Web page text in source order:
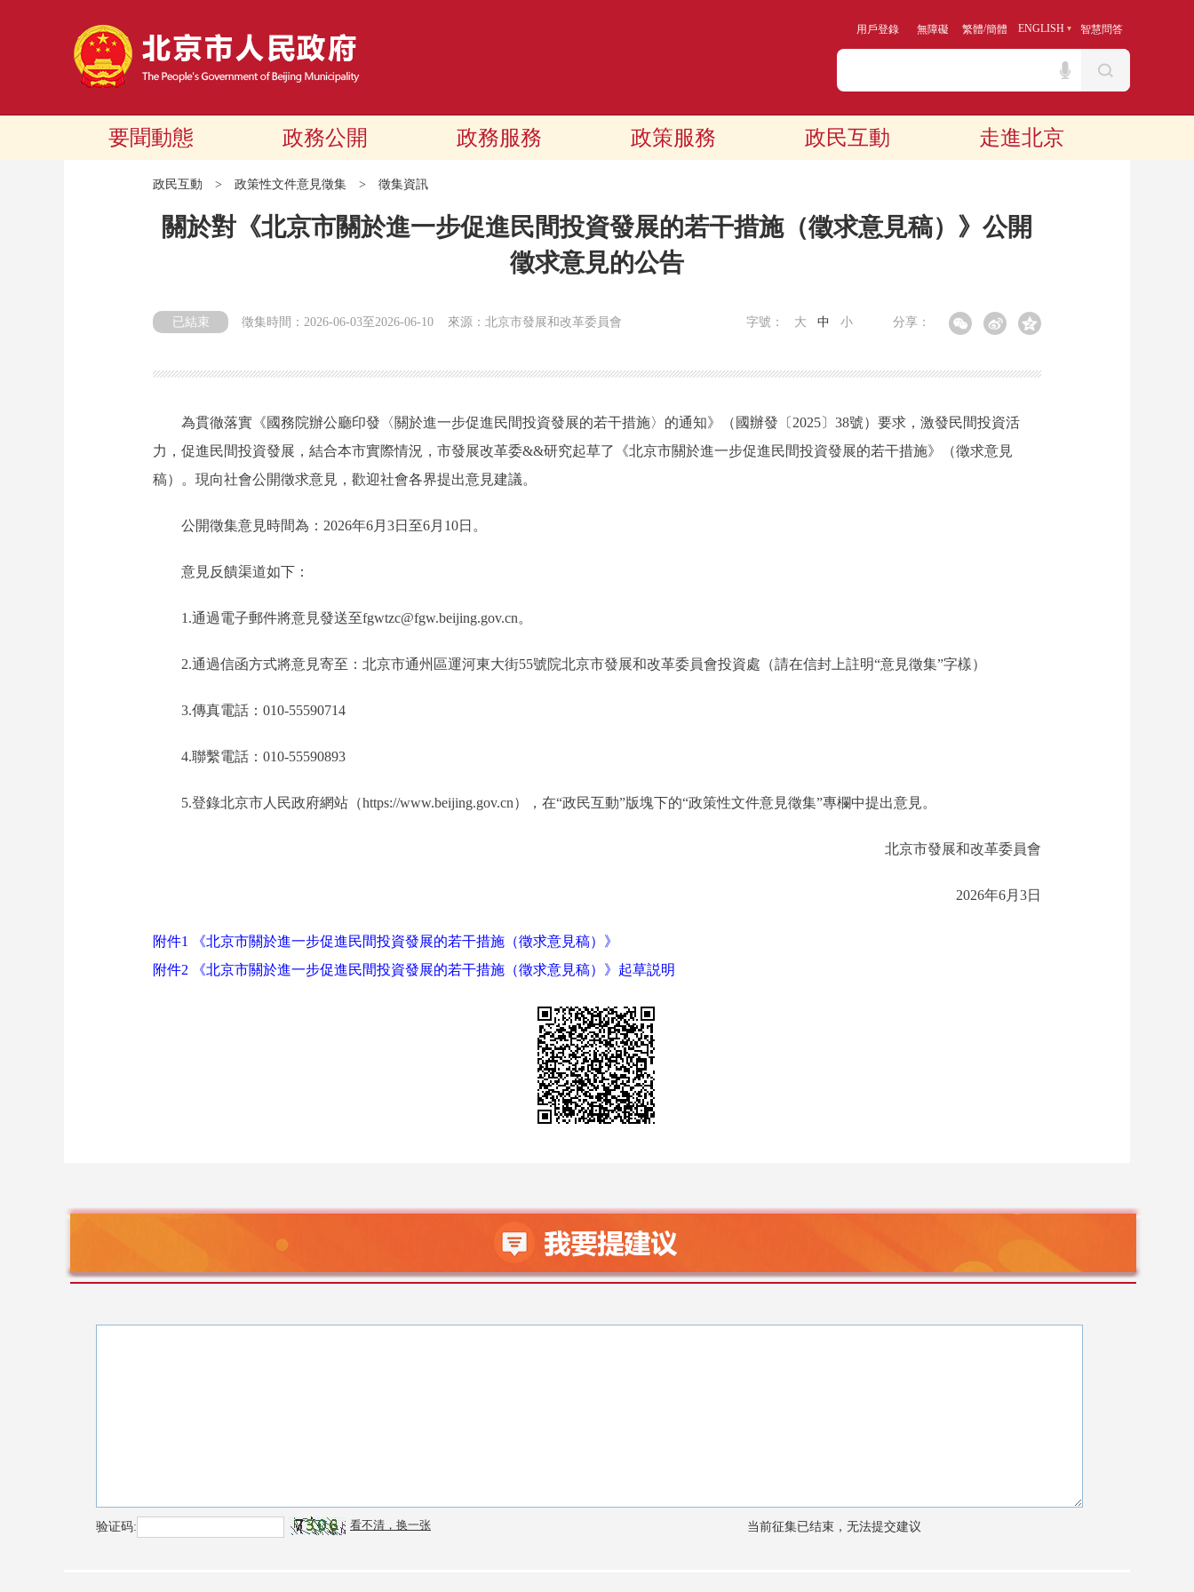
用戶登錄 無障礙 繁體/簡體 ENGLISH 智慧問答
要聞動態 政務公開 政務服務 政策服務 政民互動 走進北京
政民互動 > 政策性文件意見徵集 > 徵集資訊
關於對《北京市關於進一步促進民間投資發展的若干措施（徵求意見稿）》公開
徵求意見的公告
已結束 徵集時間： 2026-06-03至2026-06-10 來源：北京市發展和改革委員會 分享：
字號： 大 中 小
為貫徹落實《國務院辦公廳印發〈關於進一步促進民間投資發展的若干措施〉的通知》（國辦發〔2025〕38號）要求，激發民間投資活
力，促進民間投資發展，結合本市實際情況，市發展改革委&&研究起草了《北京市關於進一步促進民間投資發展的若干措施》（徵求意見
稿）。現向社會公開徵求意見，歡迎社會各界提出意見建議。
公開徵集意見時間為：2026年6月3日至6月10日。
意見反饋渠道如下：
1.通過電子郵件將意見發送至fgwtzc@fgw.beijing.gov.cn。
2.通過信函方式將意見寄至：北京市通州區運河東大街55號院北京市發展和改革委員會投資處（請在信封上註明“意見徵集”字樣）
3.傳真電話：010-55590714
4.聯繫電話：010-55590893
5.登錄北京市人民政府網站（https://www.beijing.gov.cn），在“政民互動”版塊下的“政策性文件意見徵集”專欄中提出意見。
北京市發展和改革委員會
2026年6月3日
附件1 《北京市關於進一步促進民間投資發展的若干措施（徵求意見稿）》
附件2 《北京市關於進一步促進民間投資發展的若干措施（徵求意見稿）》起草説明